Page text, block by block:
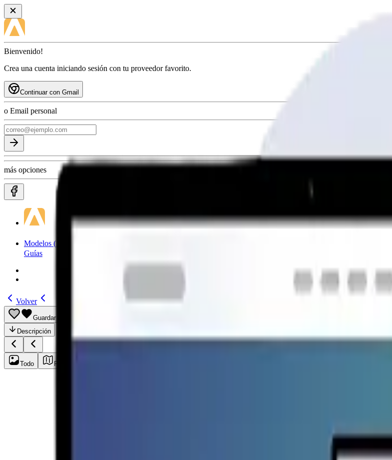
Bienvenido!
Crea una cuenta iniciando sesión con tu proveedor favorito.
Continuar con Gmail
o Email personal
más opciones
Modelos (185)
Guías
Volver
Guardar
Descripción
Todo Plan